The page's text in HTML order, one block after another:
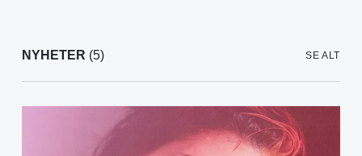
NYHETER (5) SE ALT